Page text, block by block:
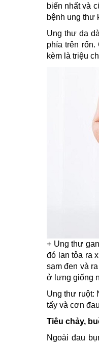
biến nhất và
bệnh ung thư
Ung thư dạ
phía trên
kèm là triệu
+ Ung thư
đó lan tỏa ra
sạm đen và
ở lưng giống
Ung thư ruột:
tấy và cơn
Tiêu chảy,
Ngoài đau